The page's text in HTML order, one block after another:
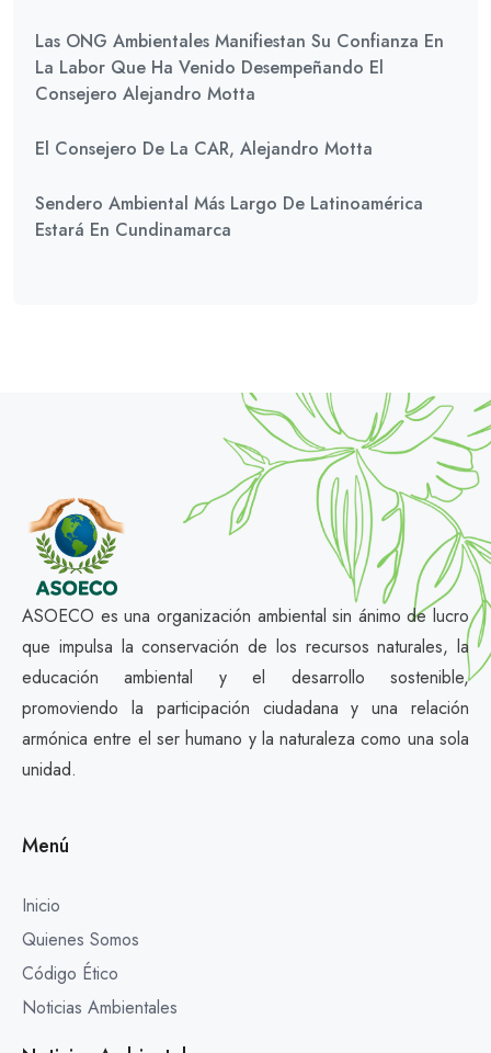
Las ONG Ambientales Manifiestan Su Confianza En
La Labor Que Ha Venido Desempeñando El
Consejero Alejandro Motta
El Consejero De La CAR, Alejandro Motta
Sendero Ambiental Más Largo De Latinoamérica
Estará En Cundinamarca
ASOECO es una organización ambiental sin ánimo de lucro
que impulsa la conservación de los recursos naturales, la
educación ambiental y el desarrollo sostenible,
promoviendo la participación ciudadana y una relación
armónica entre el ser humano y la naturaleza como una sola
unidad.
Menú
Inicio
Quienes Somos
Código Ético
Noticias Ambientales